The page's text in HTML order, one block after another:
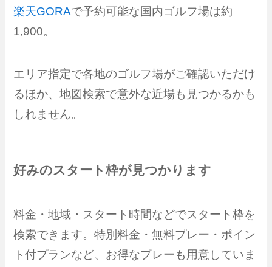
楽天GORAで予約可能な国内ゴルフ場は約
1,900。
エリア指定で各地のゴルフ場がご確認いただけ
るほか、地図検索で意外な近場も見つかるかも
しれません。
好みのスタート枠が見つかります
料金・地域・スタート時間などでスタート枠を
検索できます。特別料金・無料プレー・ポイン
ト付プランなど、お得なプレーも用意していま